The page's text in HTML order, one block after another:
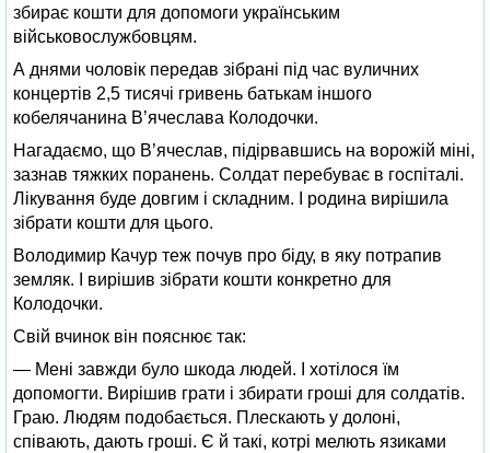
збирає кошти для допомоги українським
військовослужбовцям.
А днями чоловік передав зібрані під час вуличних
концертів 2,5 тисячі гривень батькам іншого
кобелячанина В’ячеслава Колодочки.
Нагадаємо, що В’ячеслав, підірвавшись на ворожій міні,
зазнав тяжких поранень. Солдат перебуває в госпіталі.
Лікування буде довгим і складним. І родина вирішила
зібрати кошти для цього.
Володимир Качур теж почув про біду, в яку потрапив
земляк. І вирішив зібрати кошти конкретно для
Колодочки.
Свій вчинок він пояснює так:
— Мені завжди було шкода людей. І хотілося їм
допомогти. Вирішив грати і збирати гроші для солдатів.
Граю. Людям подобається. Плескають у долоні,
співають, дають гроші. Є й такі, котрі мелють язиками